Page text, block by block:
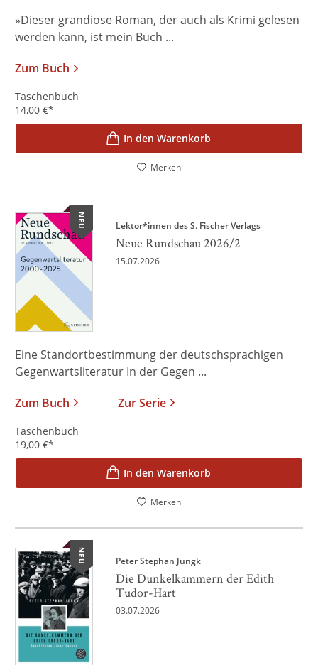
»Dieser grandiose Roman, der auch als Krimi gelesen
werden kann, ist mein Buch ...
Zum Buch
Taschenbuch
14,00 €*
In den Warenkorb
Merken
NEU Lektor*innen des S. Fischer Verlags
Neue Rundschau 2026/2
15.07.2026
Eine Standortbestimmung der deutschsprachigen
Gegenwartsliteratur In der Gegen ...
Zum Buch
Zur Serie
Taschenbuch
19,00 €*
In den Warenkorb
Merken
NEU Peter Stephan Jungk
Die Dunkelkammern der Edith
Tudor-Hart
03.07.2026